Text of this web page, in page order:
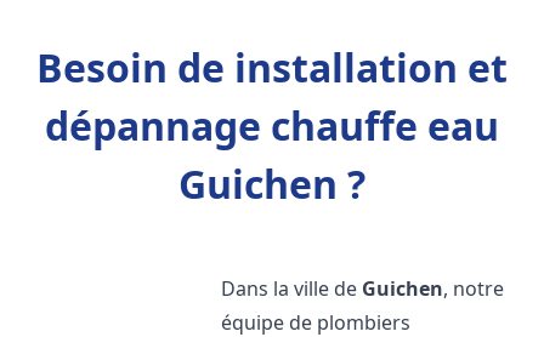
Besoin de installation et
dépannage chauffe eau
Guichen ?
Dans la ville de Guichen, notre
équipe de plombiers